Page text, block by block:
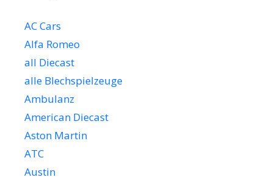
AC Cars
Alfa Romeo
all Diecast
alle Blechspielzeuge
Ambulanz
American Diecast
Aston Martin
ATC
Austin